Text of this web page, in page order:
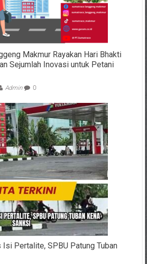
Makmur Rayakan Hari Bhakti
Sejumlah Inovasi untuk Petani
Admin 0
Pertalite, SPBU Patung Tuban